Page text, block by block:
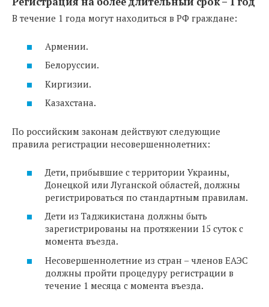
В течение 1 года могут находиться в РФ граждане:
Армении.
Белоруссии.
Киргизии.
Казахстана.
По российским законам действуют следующие
правила регистрации несовершеннолетних:
Дети, прибывшие с территории Украины,
Донецкой или Луганской областей, должны
регистрироваться по стандартным правилам.
Дети из Таджикистана должны быть
зарегистрированы на протяжении 15 суток с
момента въезда.
Несовершеннолетние из стран – членов ЕАЭС
должны пройти процедуру регистрации в
течение 1 месяца с момента въезда.